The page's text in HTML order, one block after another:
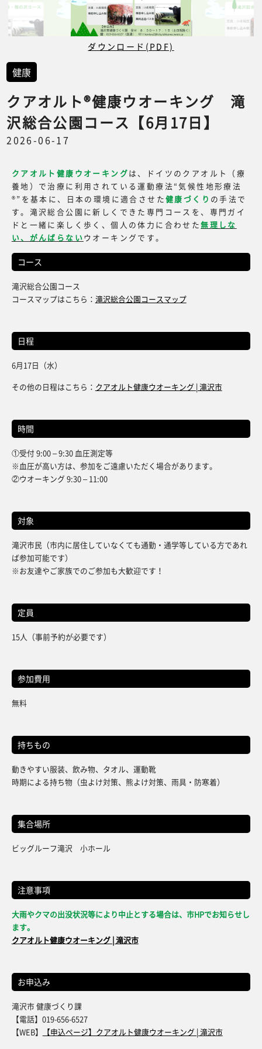
ダウンロード(PDF)
健康
クアオルト®健康ウオーキング 滝
沢総合公園コース【6月17日】
2026-06-17
クアオルト健康ウオーキングは、ドイツのクアオルト（療
養地）で治療に利用されている運動療法“気候性地形療法
®”を基本に、日本の環境に適合させた健康づくり の手法で
す。滝沢総合公園に新しくできた専門コースを、専門ガイ
ドと一緒に楽しく歩く、個人の体力に合わせた無理しな
い、がんばらないウオーキングです。
コース
滝沢総合公園コース
コースマップはこちら： 滝沢総合公園コースマップ
日程
6月17日（水）
その他の日程はこちら： クアオルト健康ウオーキング | 滝沢市
時間
①受付 9:00 – 9:30 血圧測定等
※血圧が高い方は、参加をご遠慮いただく場合があります。
②ウオーキング 9:30 – 11:00
対象
滝沢市民（市内に居住していなくても通勤・通学等している方であれ
ば参加可能です）
※お友達やご家族でのご参加も大歓迎です！
定員
15人（事前予約が必要です）
参加費用
無料
持ちもの
動きやすい服装、飲み物、タオル、運動靴
時期による持ち物（虫よけ対策、熊よけ対策、雨具・防寒着）
集合場所
ビッグルーフ滝沢 小ホール
注意事項
大雨やクマの出没状況等により中止とする場合は、市HPでお知らせし
ます。
クアオルト健康ウオーキング | 滝沢市
お申込み
滝沢市 健康づくり課
【電話】019-656-6527
【WEB】
【申込ページ】クアオルト健康ウオーキング | 滝沢市